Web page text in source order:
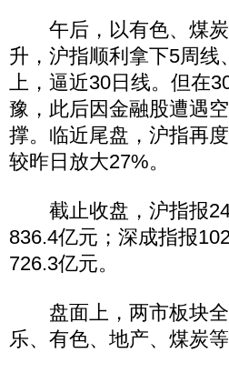
午后，以有色、煤炭
升，沪指顺利拿下5周线
上，逼近30日线。但在
豫，此后因金融股遭遇
撑。临近尾盘，沪指再
较昨日放大27%。
截止收盘，沪指报
836.4亿元；深成指报
726.3亿元。
盘面上，两市板块全
乐、有色、地产、煤炭